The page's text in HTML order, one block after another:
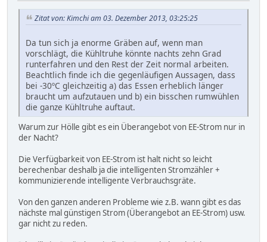
Zitat von: Kimchi am 03. Dezember 2013, 03:25:25
Da tun sich ja enorme Gräben auf, wenn man
vorschlägt, die Kühltruhe könnte nachts zehn Grad
runterfahren und den Rest der Zeit normal arbeiten.
Beachtlich finde ich die gegenläufigen Aussagen, dass
bei -30ºC gleichzeitig a) das Essen erheblich länger
braucht um aufzutauen und b) ein bisschen rumwühlen
die ganze Kühltruhe auftaut.
Warum zur Hölle gibt es ein Überangebot von EE-Strom nur in
der Nacht?
Die Verfügbarkeit von EE-Strom ist halt nicht so leicht
berechenbar deshalb ja die intelligenten Stromzähler +
kommunizierende intelligente Verbrauchsgräte.
Von den ganzen anderen Probleme wie z.B. wann gibt es das
nächste mal günstigen Strom (Überangebot an EE-Strom) usw.
gar nicht zu reden.